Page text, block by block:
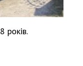
років.